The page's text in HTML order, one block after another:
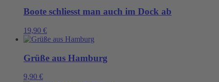
Boote schliesst man auch im Dock ab
19,90 €
Grüße aus Hamburg
9,90 €